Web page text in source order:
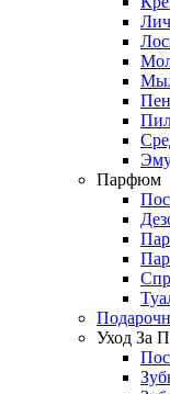
Парфюм
Уход За